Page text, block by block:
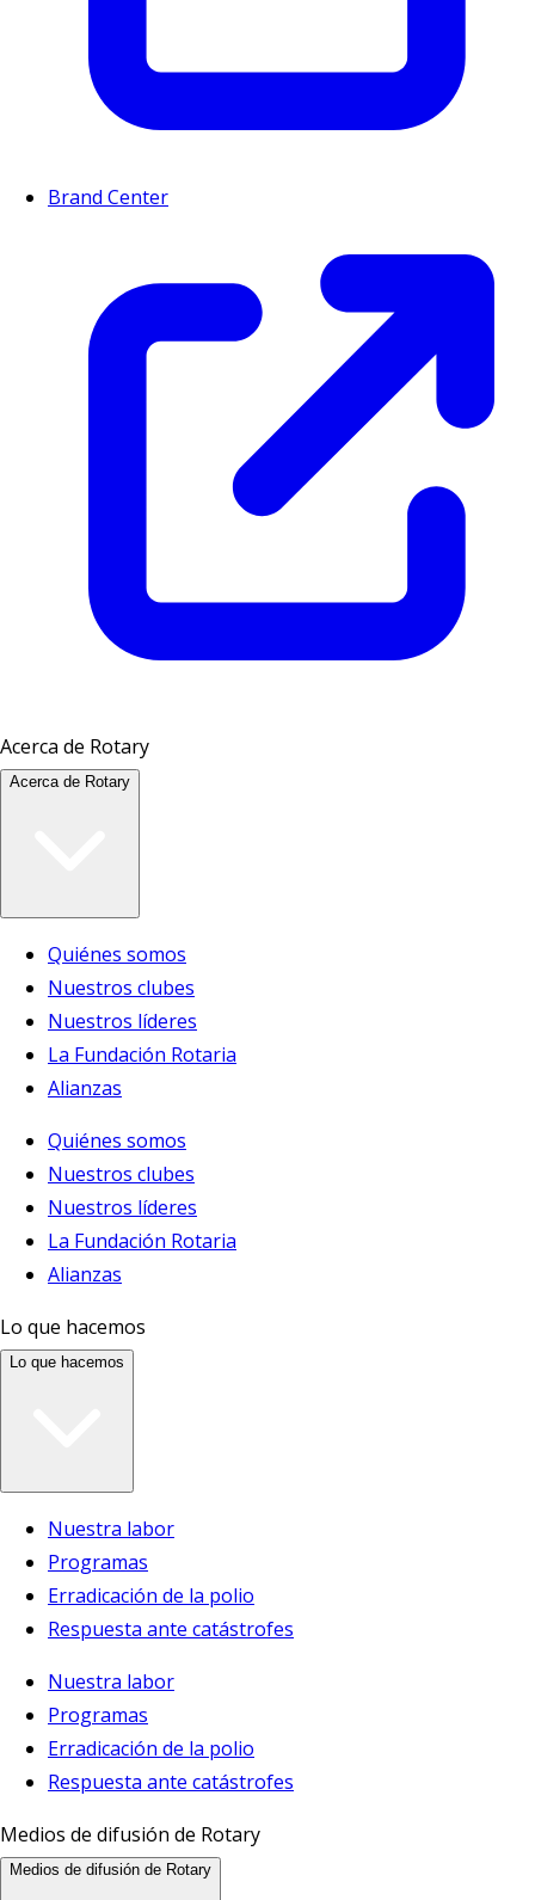
Brand Center
Acerca de Rotary
Acerca de Rotary
Quiénes somos
Nuestros clubes
Nuestros líderes
La Fundación Rotaria
Alianzas
Quiénes somos
Nuestros clubes
Nuestros líderes
La Fundación Rotaria
Alianzas
Lo que hacemos
Lo que hacemos
Nuestra labor
Programas
Erradicación de la polio
Respuesta ante catástrofes
Nuestra labor
Programas
Erradicación de la polio
Respuesta ante catástrofes
Medios de difusión de Rotary
Medios de difusión de Rotary